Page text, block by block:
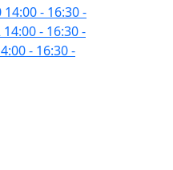
14:00 - 16:30-
14:00 - 16:30-
- 16:30-